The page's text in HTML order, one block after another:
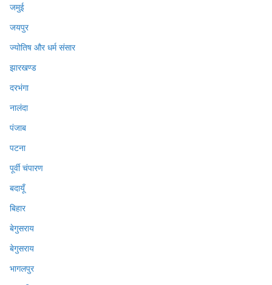
जमुई
जयपुर
ज्योतिष और धर्म संसार
झारखण्ड
दरभंगा
नालंदा
पंजाब
पटना
पूर्वी चंपारण
बदायूँ
बिहार
बेगुसराय
बेगुसराय
भागलपुर